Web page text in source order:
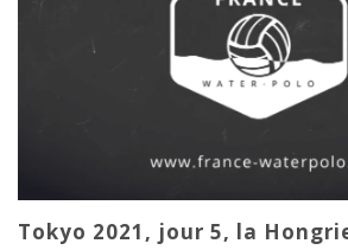
Tokyo 2021, jour 5, la